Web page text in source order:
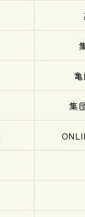
集